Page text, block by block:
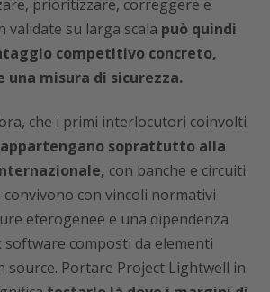
prioritizzare, correggere e
validate su larga scala può quindi
competitivo concreto,
una misura di sicurezza.
che i primi interlocutori coinvolti
appartengano soprattutto alla
con banche e circuiti
con vincoli normativi
eterogenee e una dipendenza
software composti da elementi
source. Portare Project Lightwell in